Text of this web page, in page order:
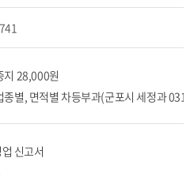
지 28,000원
종별, 면적별 차등부과(군포시 세정과
신고서